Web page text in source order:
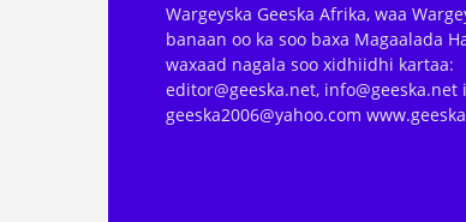
Wargeyska Geeska Afrika, waa
banaan oo ka soo baxa Magaalada
waxaad nagala soo xidhiidhi kartaa:
editor@geeska.net, info@geeska.net
geeska2006@yahoo.com